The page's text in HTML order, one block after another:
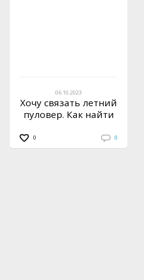
0 0
06.10.2023
Хочу связать летний
пуловер. Как найти